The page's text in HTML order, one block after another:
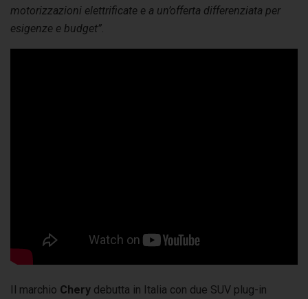
motorizzazioni elettrificate e a un’offerta differenziata per
esigenze e budget”
Il marchio Chery debutta in Italia con due SUV plug-in